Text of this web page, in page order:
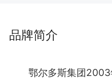
品牌简介
鄂尔多斯集团2003